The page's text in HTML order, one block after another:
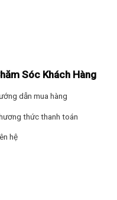
Sóc Khách Hàng
dẫn mua hàng
thức thanh toán
hệ